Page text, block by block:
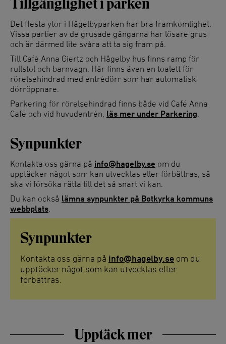
Det flesta ytor i Hågelbyparken har bra framkomlighet.
Vissa partier av de grusade gångarna har lösare grus
och är därmed lite svåra att ta sig fram på.
Till Café Anna Giertz och Hågelby hus finns ramp för
rullstol och barnvagn. Här finns även en toalett för
rörelsehindrad med entrédörr som har automatisk
dörröppnare.
Parkering för rörelsehindrad finns både vid Café Anna
Café och vid huvudentrén, läs mer under Parkering.
Synpunkter
Kontakta oss gärna på info@hagelby.se om du
upptäcker något som kan utvecklas eller förbättras, så
ska vi försöka rätta till det så snart vi kan.
Du kan också lämna synpunkter på Botkyrka kommuns
webbplats
Synpunkter
Kontakta oss gärna på info@hagelby.se om du
upptäcker något som kan utvecklas eller
förbättras.
Upptäck mer